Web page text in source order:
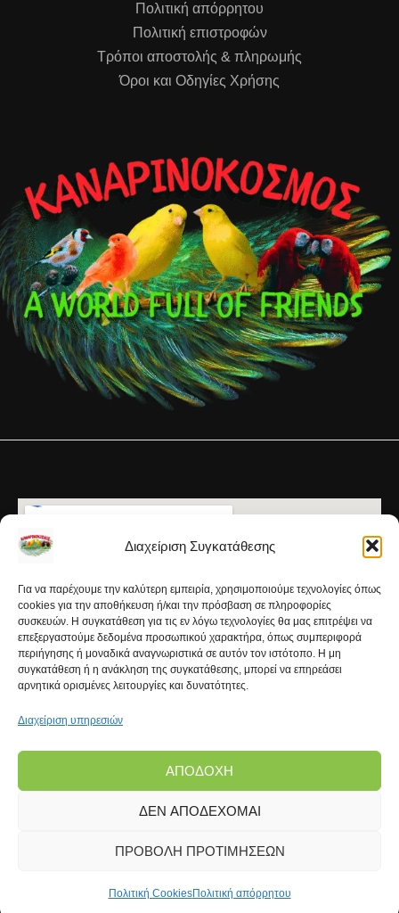
Διαχείριση Συγκατάθεσης
Για να παρέχουμε την καλύτερη εμπειρία, χρησιμοποιούμε τεχνολογίες όπως
cookies για την αποθήκευση ή/και την πρόσβαση σε πληροφορίες
συσκευών. Η συγκατάθεση για τις εν λόγω τεχνολογίες θα μας επιτρέψει να
επεξεργαστούμε δεδομένα προσωπικού χαρακτήρα, όπως συμπεριφορά
περιήγησης ή μοναδικά αναγνωριστικά σε αυτόν τον ιστότοπο. Η μη
συγκατάθεση ή η ανάκληση της συγκατάθεσης, μπορεί να επηρεάσει
αρνητικά ορισμένες λειτουργίες και δυνατότητες.
Διαχείριση υπηρεσιών
ΑΠΟΔΟΧΉ
ΔΕΝ ΑΠΟΔΈΧΟΜΑΙ
ΠΡΟΒΟΛΉ ΠΡΟΤΙΜΉΣΕΩΝ
Πολιτική CookiesΠολιτική απόρρητου
Πολιτική απόρρητου
Πολιτική επιστροφών
Τρόποι αποστολής & πληρωμής
Όροι και Οδηγίες Χρήσης
Copyright © 2026 | Kanarinokosmos.gr | Development